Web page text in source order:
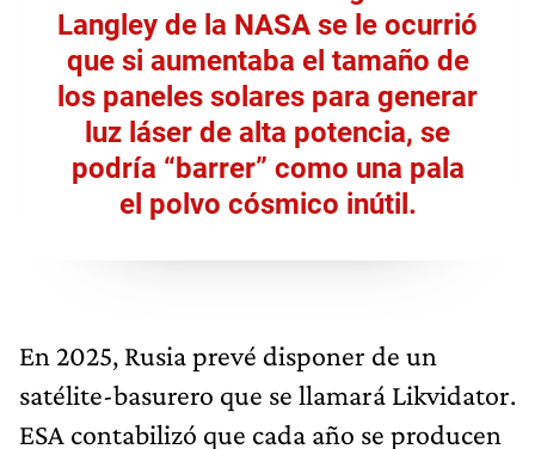
Langley de la NASA se le ocurrió
que si aumentaba el tamaño de
los paneles solares para generar
luz láser de alta potencia, se
podría “barrer” como una pala
el polvo cósmico inútil.
En 2025, Rusia prevé disponer de un
satélite-basurero que se llamará Likvidator.
ESA contabilizó que cada año se producen